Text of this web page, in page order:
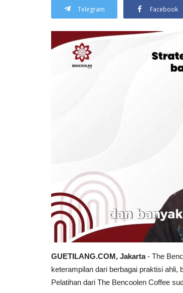
Telegram Facebook
GUETILANG.COM, Jakarta- The
keterampilan dari berbagai praktisi
Pelatihan dari The Bencoolen Coffee